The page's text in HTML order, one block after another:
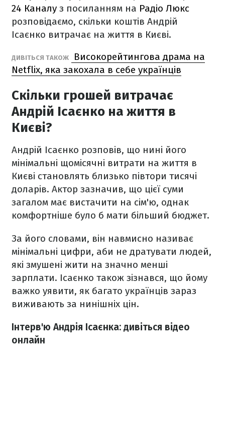
24 Каналу з посиланням на Радіо Люкс
розповідаємо, скільки коштів Андрій
Ісаєнко витрачає на життя в Києві.
ДИВІТЬСЯ ТАКОЖ
Високорейтингова драма на
Netflix, яка закохала в себе українців
Скільки грошей витрачає
Андрій Ісаєнко на життя в
Києві?
Андрій Ісаєнко розповів, що нині його
мінімальні щомісячні витрати на життя в
Києві становлять близько півтори тисячі
доларів. Актор зазначив, що цієї суми
загалом має вистачити на сім'ю, однак
комфортніше було б мати більший бюджет.
За його словами, він навмисно називає
мінімальні цифри, аби не дратувати людей,
які змушені жити на значно менші
зарплати. Ісаєнко також зізнався, що йому
важко уявити, як багато українців зараз
виживають за нинішніх цін.
Інтерв'ю Андрія Ісаєнка: дивіться відео
онлайн